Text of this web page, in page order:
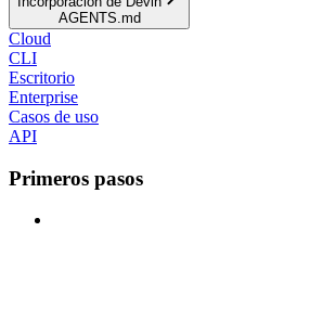
AGENTS.md
Cloud
CLI
Escritorio
Enterprise
Casos de uso
API
Primeros pasos